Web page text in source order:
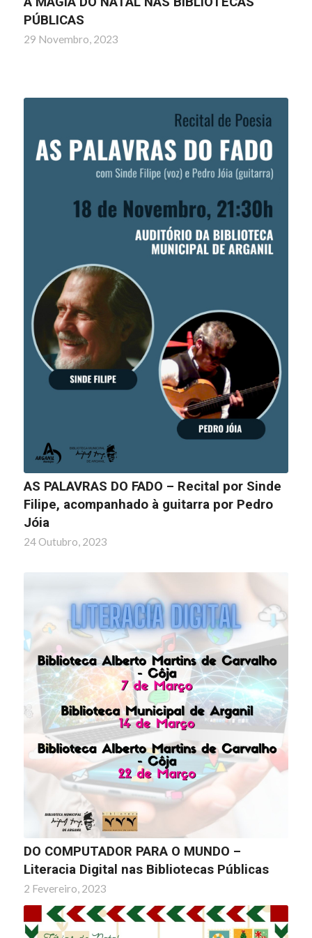
PÚBLICAS
29 Novembro, 2023
AS PALAVRAS DO FADO – Recital por Sinde
Filipe, acompanhado à guitarra por Pedro
Jóia
24 Outubro, 2023
DO COMPUTADOR PARA O MUNDO –
Literacia Digital nas Bibliotecas Públicas
2 Fevereiro, 2023